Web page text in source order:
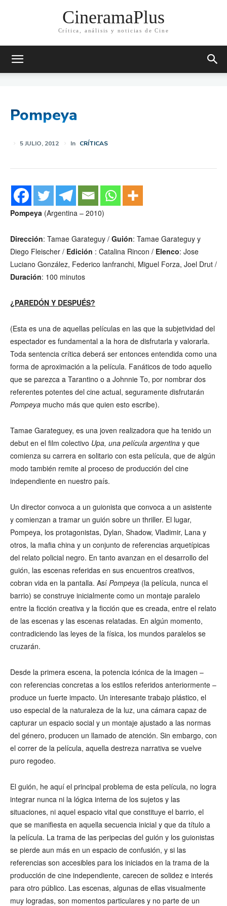
CineramaPlus
Crítica, análisis y noticias de Cine
Pompeya
5 JULIO, 2012 In CRÍTICAS
Pompeya (Argentina – 2010)
Dirección: Tamae Garateguy / Guión: Tamae Garateguy y
Diego Fleischer / Edición : Catalina Rincon / Elenco: Jose
Luciano González, Federico lanfranchi, Miguel Forza, Joel Drut /
Duración: 100 minutos
¿PAREDÓN Y DESPUÉS?
(Esta es una de aquellas películas en las que la subjetividad del
espectador es fundamental a la hora de disfrutarla y valorarla.
Toda sentencia crítica deberá ser entonces entendida como una
forma de aproximación a la película. Fanáticos de todo aquello
que se parezca a Tarantino o a Johnnie To, por nombrar dos
referentes potentes del cine actual, seguramente disfrutarán
Pompeya mucho más que quien esto escribe).
Tamae Garateguey, es una joven realizadora que ha tenido un
debut en el film colectivo Upa, una película argentina y que
comienza su carrera en solitario con esta película, que de algún
modo también remite al proceso de producción del cine
independiente en nuestro país.
Un director convoca a un guionista que convoca a un asistente
y comienzan a tramar un guión sobre un thriller. El lugar,
Pompeya, los protagonistas, Dylan, Shadow, Vladimir, Lana y
otros, la mafia china y un conjunto de referencias arquetípicas
del relato policial negro. En tanto avanzan en el desarrollo del
guión, las escenas referidas en sus encuentros creativos,
cobran vida en la pantalla. Así Pompeya (la película, nunca el
barrio) se construye inicialmente como un montaje paralelo
entre la ficción creativa y la ficción que es creada, entre el relato
de las escenas y las escenas relatadas. En algún momento,
contradiciendo las leyes de la física, los mundos paralelos se
cruzarán.
Desde la primera escena, la potencia icónica de la imagen –
con referencias concretas a los estilos referidos anteriormente –
produce un fuerte impacto. Un interesante trabajo plástico, el
uso especial de la naturaleza de la luz, una cámara capaz de
capturar un espacio social y un montaje ajustado a las normas
del género, producen un llamado de atención. Sin embargo, con
el correr de la película, aquella destreza narrativa se vuelve
puro regodeo.
El guión, he aquí el principal problema de esta película, no logra
integrar nunca ni la lógica interna de los sujetos y las
situaciones, ni aquel espacio vital que constituye el barrio, el
que se manifiesta en aquella secuencia inicial y que da título a
la película. La trama de las peripecias del guión y los guionistas
se pierde aun más en un espacio de confusión, y si las
referencias son accesibles para los iniciados en la trama de la
producción de cine independiente, carecen de solidez e interés
para otro público. Las escenas, algunas de ellas visualmente
muy logradas, son momentos particulares y no parte de un